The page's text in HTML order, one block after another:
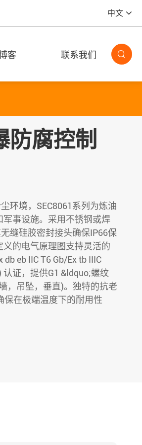
中文
客 联系我们 
防腐控制
环境，SEC8061系列为炼油
事设施。采用不锈钢或焊
缝硅胶密封接头确保IP66保
的电气原理图支持灵活的
eb IIC T6 Gb/Ex tb IIIC
认证，提供G1 &ldquo;螺纹
，吊坠，垂直)。独特的抗老
保在极端温度下的耐用性